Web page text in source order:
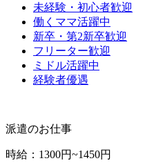
未経験・初心者歓迎
働くママ活躍中
新卒・第2新卒歓迎
フリーター歓迎
ミドル活躍中
経験者優遇
派遣のお仕事
時給 ： 1300円~1450円